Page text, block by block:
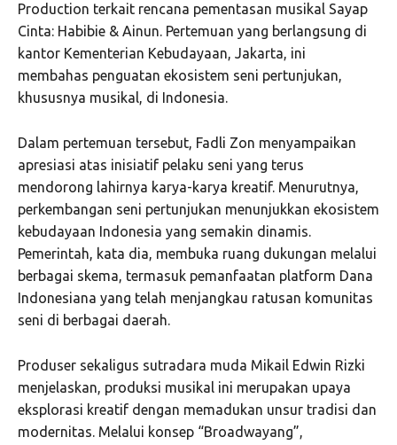
Production terkait rencana pementasan musikal Sayap
Cinta: Habibie & Ainun. Pertemuan yang berlangsung di
kantor Kementerian Kebudayaan, Jakarta, ini
membahas penguatan ekosistem seni pertunjukan,
khususnya musikal, di Indonesia.
Dalam pertemuan tersebut, Fadli Zon menyampaikan
apresiasi atas inisiatif pelaku seni yang terus
mendorong lahirnya karya-karya kreatif. Menurutnya,
perkembangan seni pertunjukan menunjukkan ekosistem
kebudayaan Indonesia yang semakin dinamis.
Pemerintah, kata dia, membuka ruang dukungan melalui
berbagai skema, termasuk pemanfaatan platform Dana
Indonesiana yang telah menjangkau ratusan komunitas
seni di berbagai daerah.
Produser sekaligus sutradara muda Mikail Edwin Rizki
menjelaskan, produksi musikal ini merupakan upaya
eksplorasi kreatif dengan memadukan unsur tradisi dan
modernitas. Melalui konsep “Broadwayang”,